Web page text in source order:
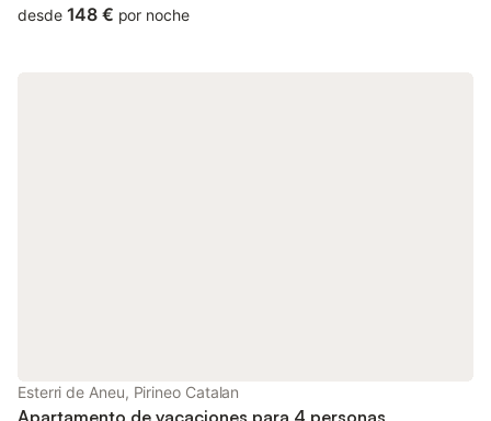
desde 148 € por noche
Esterri de Aneu, Pirineo Catalan
Apartamento de vacaciones para 4 personas